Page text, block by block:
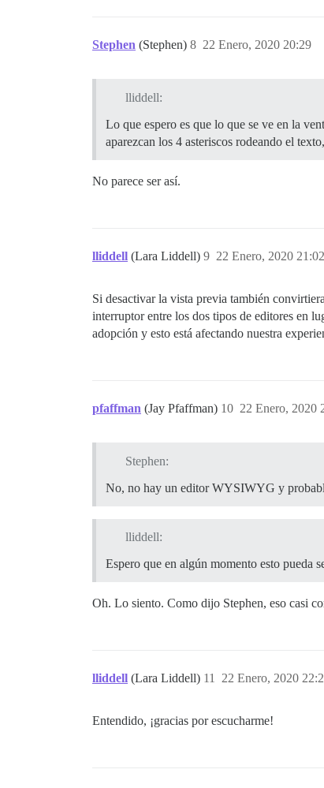
Stephen (Stephen) 22 Enero, 2020 20:29
8
lliddell:
Lo que espero es que lo que se ve en la
aparezcan los 4 asteriscos rodeando el
No parece ser así.
lliddell (Lara Liddell) 22 Enero, 2020 21:02
9
Si desactivar la vista previa también
interruptor entre los dos tipos de editores en
adopción y esto está afectando nuestra
pfaffman (Jay Pfaffman) 22 Enero, 2020
10
Stephen:
No, no hay un editor WYSIWYG y
lliddell:
Espero que en algún momento esto pueda
Oh. Lo siento. Como dijo Stephen, eso casi
lliddell (Lara Liddell) 22 Enero, 2020
11
Entendido, ¡gracias por escucharme!